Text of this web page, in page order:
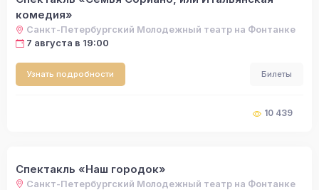
комедия»
Санкт-Петербургский Молодежный театр на Фонтанке
7 августа в 19:00
Узнать подробности Билеты
10 439
Спектакль «Наш городок»
Санкт-Петербургский Молодежный театр на Фонтанке